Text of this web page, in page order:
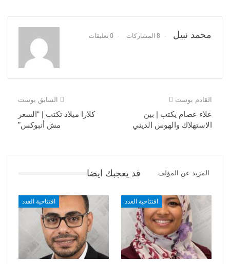
محمد نبيل 8 المشاركات 0 تعليقات
السابق بوست
كلارا ميلاد تكتب | “السعر
مش أنبوكس”
القادم بوست
علاء عصام يكتب | بين
الاستهلاك والهوس الديني
قد يعجبك ايضا المزيد عن المؤلف
افتتاحية العدد افتتاحية العدد